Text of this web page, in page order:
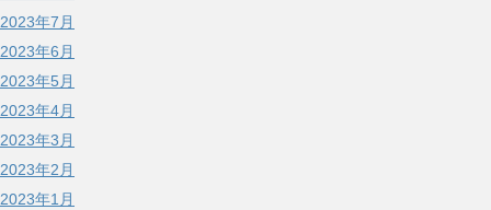
2023年7月
2023年6月
2023年5月
2023年4月
2023年3月
2023年2月
2023年1月